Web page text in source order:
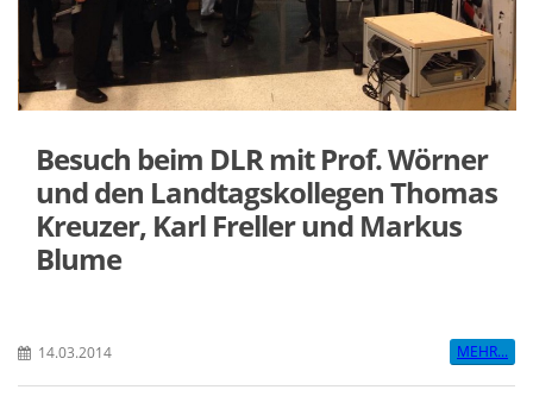
Besuch beim DLR mit Prof. Wörner
und den Landtagskollegen Thomas
Kreuzer, Karl Freller und Markus
Blume
14.03.2014 MEHR...